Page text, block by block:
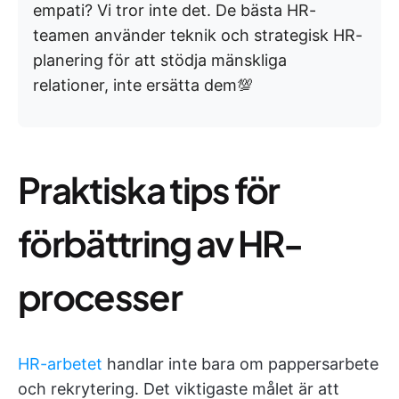
empati? Vi tror inte det. De bästa HR-
teamen använder teknik och strategisk HR-
planering för att stödja mänskliga
relationer, inte ersätta dem💯
Praktiska tips för
förbättring av HR-
processer
HR-arbetet handlar inte bara om pappersarbete
och rekrytering. Det viktigaste målet är att